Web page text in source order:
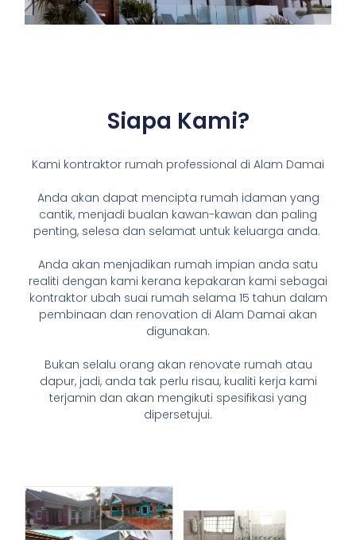
Siapa Kami?
Kami kontraktor rumah professional di Alam Damai
Anda akan dapat mencipta rumah idaman yang
cantik, menjadi bualan kawan-kawan dan paling
penting, selesa dan selamat untuk keluarga anda.
Anda akan menjadikan rumah impian anda satu
realiti dengan kami kerana kepakaran kami sebagai
kontraktor ubah suai rumah selama 15 tahun dalam
pembinaan dan renovation di Alam Damai akan
digunakan.
Bukan selalu orang akan renovate rumah atau
dapur, jadi, anda tak perlu risau, kualiti kerja kami
terjamin dan akan mengikuti spesifikasi yang
dipersetujui.